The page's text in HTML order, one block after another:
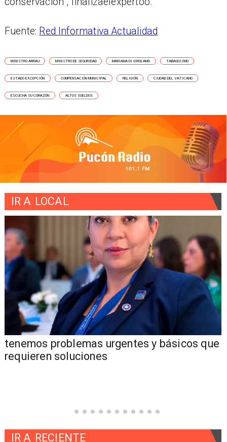
Fuente: Red Informativa Actualidad
MINISTRO ARRAU MINISTRO DE SEGURIDAD MARIANA DI GIROLAMO TABAQUISMO
ESTADO EXCEPCIÓN COMPENSACIÓN MUNICIPAL RELIGIÓN CIUDAD DEL VATICANO
ESCUCHA SU CORAZÓN ALTOS SUELDOS
IR A LOCAL
tenemos problemas urgentes y básicos que
requieren soluciones
IR A RECIENTE